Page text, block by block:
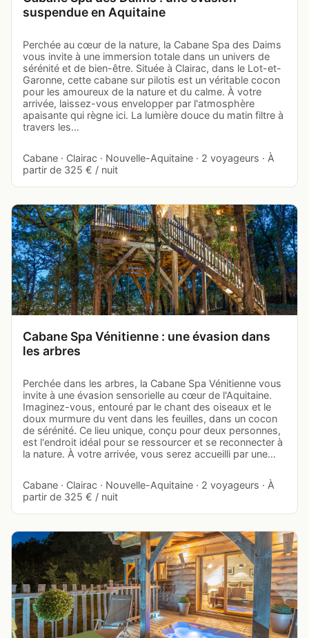
suspendue en Aquitaine
Perchée au cœur de la nature, la Cabane Spa des Daims
vous invite à une immersion totale dans un univers de
sérénité et de bien-être. Située à Clairac, dans le Lot-et-
Garonne, cette cabane sur pilotis est un véritable cocon
pour les amoureux de la nature et du calme. À votre
arrivée, laissez-vous envelopper par l'atmosphère
apaisante qui règne ici. La lumière douce du matin filtre à
travers les…
Cabane · Clairac · Nouvelle-Aquitaine · 2 voyageurs · À
partir de 325 € / nuit
Cabane Spa Vénitienne : une évasion dans
les arbres
Perchée dans les arbres, la Cabane Spa Vénitienne vous
invite à une évasion sensorielle au cœur de l'Aquitaine.
Imaginez-vous, entouré par le chant des oiseaux et le
doux murmure du vent dans les feuilles, dans un cocon
de sérénité. Ce lieu unique, conçu pour deux personnes,
est l'endroit idéal pour se ressourcer et se reconnecter à
la nature. À votre arrivée, vous serez accueilli par une…
Cabane · Clairac · Nouvelle-Aquitaine · 2 voyageurs · À
partir de 325 € / nuit